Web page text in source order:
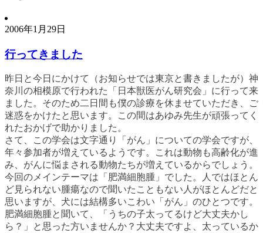
2006年1月29日
行ってきました
昨日と今日にかけて（お知らせでは東京と書きましたが）神
奈川の相模原で行われた「日本獣医がん研究会」に行って来
ました。そのため二日間も僕の診療を休ませていただき、ご
迷惑をかけたと思います。この間はあゆみ先生が頑張ってく
れたおかげで助かりました。
さて、この学会は文字通り「がん」についての学会ですが、
年々参加者が増えているようです。これは動物も高齢化が進
み、がんに悩まされる動物たちが増えているからでしょう。
今回のメインテーマは「肥満細胞腫」でした。人ではほとん
ど見られない腫瘍なので聞いたこともない人がほとんどだと
思いますが、犬には結構多いこわい「がん」のひとつです。
肥満細胞腫と聞いて、「うちの子太ってるけど大丈夫かし
ら？」と思った方いませんか？大丈夫ですよ、太っているか